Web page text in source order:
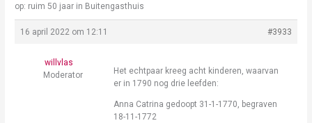
op: ruim 50 jaar in Buitengasthuis
16 april 2022 om 12:11 #3933
willvlas
Moderator
Het echtpaar kreeg acht kinderen, waarvan
er in 1790 nog drie leefden:
Anna Catrina gedoopt 31-1-1770, begraven
18-11-1772